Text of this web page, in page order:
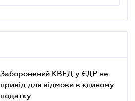
Заборонений КВЕД у ЄДР не
привід для відмови в єдиному
податку